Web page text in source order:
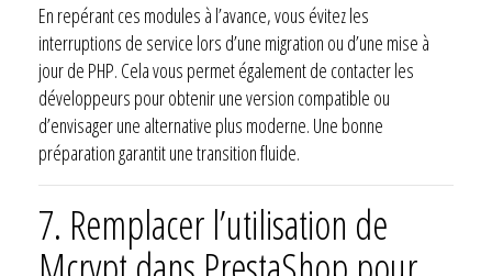
En repérant ces modules à l’avance, vous évitez les
interruptions de service lors d’une migration ou d’une mise à
jour de PHP. Cela vous permet également de contacter les
développeurs pour obtenir une version compatible ou
d’envisager une alternative plus moderne. Une bonne
préparation garantit une transition fluide.
7. Remplacer l’utilisation de